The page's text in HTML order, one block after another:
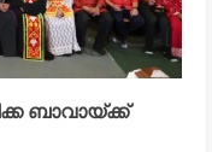
ബാവായ്ക്ക്